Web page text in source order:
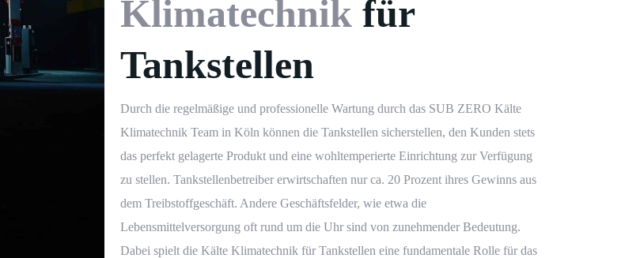
Klimatechnik für
Tankstellen
Durch die regelmäßige und professionelle Wartung durch das SUB ZERO Kälte
Klimatechnik Team in Köln können die Tankstellen sicherstellen, den Kunden stets
das perfekt gelagerte Produkt und eine wohltemperierte Einrichtung zur Verfügung
zu stellen. Tankstellenbetreiber erwirtschaften nur ca. 20 Prozent ihres Gewinns aus
dem Treibstoffgeschäft. Andere Geschäftsfelder, wie etwa die
Lebensmittelversorgung oft rund um die Uhr sind von zunehmender Bedeutung.
Dabei spielt die Kälte Klimatechnik für Tankstellen eine fundamentale Rolle für das